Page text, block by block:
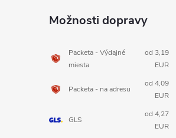
Možnosti dopravy
Packeta - Výdajné
miesta
od 3,19
EUR
Packeta - na adresu
od 4,09
EUR
GLS
od 4,27
EUR